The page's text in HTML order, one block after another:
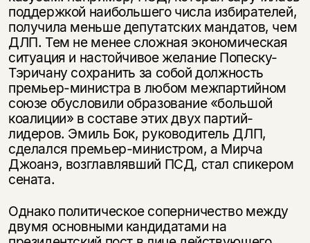
поддержкой наибольшего числа избирателей,
получила меньше депутатских мандатов, чем
ДЛП. Тем не менее сложная экономическая
ситуация и настойчивое желание Попеску-
Тэричану сохранить за собой должность
премьер-министра в любом межпартийном
союзе обусловили образование «большой
коалиции» в составе этих двух партий-
лидеров. Эмиль Бок, руководитель ДЛП,
сделался премьер-министром, а Мирча
Джоанэ, возглавлявший ПСД, стал спикером
сената.
Однако политическое соперничество между
двумя основными кандидатами на